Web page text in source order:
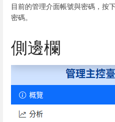
目前的管理介面帳號與密碼，按
密碼。
側邊欄